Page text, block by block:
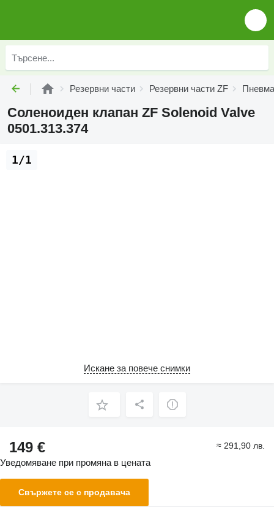
Резервни части Резервни части ZF
Соленоиден клапан ZF Solenoid Valve
0501.313.374
1/1
Искане за повече снимки
149 € ≈ 291,90 лв.
Уведомяване при промяна в цената
Свържете се с продавача